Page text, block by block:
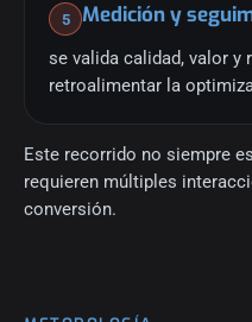
5 Medición y
se valida calidad, valor y
retroalimentar la
Este recorrido no siempre
requieren múltiples
conversión.